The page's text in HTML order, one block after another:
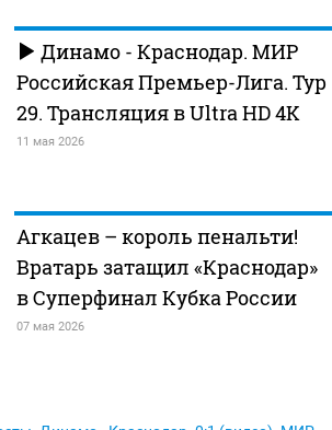
Динамо - Краснодар. МИР
Российская Премьер-Лига. Тур
29. Трансляция в Ultra HD 4K
11 мая 2026
Агкацев – король пенальти!
Вратарь затащил «Краснодар»
в Суперфинал Кубка России
07 мая 2026